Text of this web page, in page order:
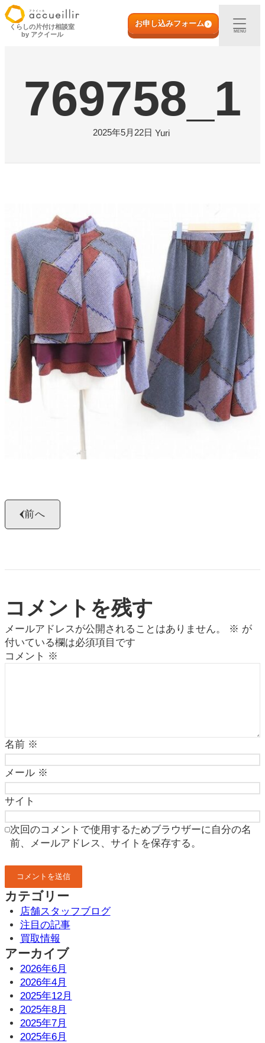
内
容
初めての方へ
宅配買取
店頭買取
ご利用実例
店舗一覧
よくある質問
お問い合わせ
0120-29-5302
受付時間9:00〜18:00（年中無休※年末年始は除く）
お申し込みフォーム
くらしの片付け相談室
by アクイール
お申し込みフォーム
MENU
769758_1
2025年5月22日 Yuri
前へ
コメントを残す
メールアドレスが公開されることはありません。 ※ が
付いている欄は必須項目です
コメント ※
名前 ※
メール ※
サイト
次回のコメントで使用するためブラウザーに自分の名
前、メールアドレス、サイトを保存する。
カテゴリー
店舗スタッフブログ
注目の記事
買取情報
アーカイブ
2026年6月
2026年4月
2025年12月
2025年8月
2025年7月
2025年6月